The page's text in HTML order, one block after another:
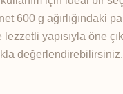
600 g ağırlığındaki
lezzetli yapısıyla öne
değerlendirebilirsiniz.